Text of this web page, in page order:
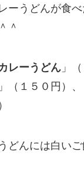
ーうどんが食
＾
レーうどん 」
」（１５０円）、
どんには白い